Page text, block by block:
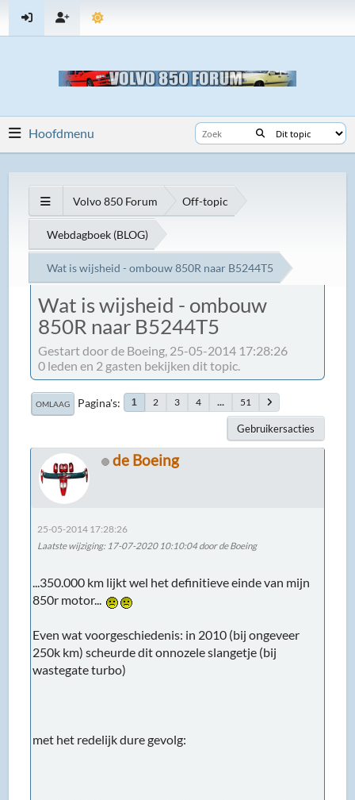
Hoofdmenu
Volvo 850 Forum Off-topic
Webdagboek (BLOG)
Wat is wijsheid - ombouw 850R naar B5244T5
Wat is wijsheid - ombouw
850R naar B5244T5
Gestart door de Boeing, 25-05-2014 17:28:26
0 leden en 2 gasten bekijken dit topic.
OMLAAG Pagina's 1 2 3 4 ... 51
Gebruikersacties
de Boeing
25-05-2014 17:28:26
Laatste wijziging: 17-07-2020 10:10:04 door de Boeing
...350.000 km lijkt wel het definitieve einde van mijn
850r motor...
Even wat voorgeschiedenis: in 2010 (bij ongeveer
250k km) scheurde dit onnozele slangetje (bij
wastegate turbo)
met het redelijk dure gevolg: